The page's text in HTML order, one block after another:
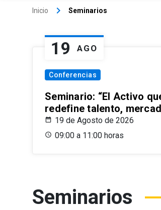
Inicio keyboard_arrow_right Seminarios
19 AGO
Conferencias
Seminario: “El Activo
redefine talento,
19 de Agosto de 2026
09:00 a 11:00 horas
Seminarios